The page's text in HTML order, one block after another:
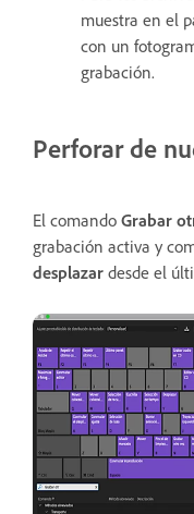
muestra en el
con un
grabación.
Perforar de
El comando Grabar
grabación activa y
desplazar desde el